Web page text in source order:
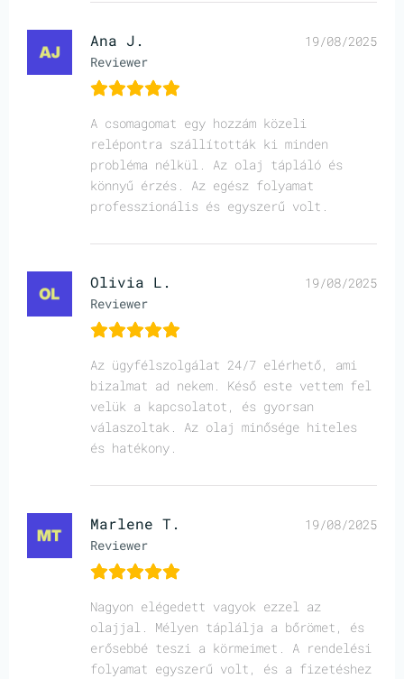
Ana J.
Reviewer
19/08/2025
A csomagomat egy hozzám közeli
relépontra szállították ki minden
probléma nélkül. Az olaj tápláló és
könnyű érzés. Az egész folyamat
professzionális és egyszerű volt.
Olivia L.
Reviewer
19/08/2025
Az ügyfélszolgálat 24/7 elérhető, ami
bizalmat ad nekem. Késő este vettem fel
velük a kapcsolatot, és gyorsan
válaszoltak. Az olaj minősége hiteles
és hatékony.
Marlene T.
Reviewer
19/08/2025
Nagyon elégedett vagyok ezzel az
olajjal. Mélyen táplálja a bőrömet, és
erősebbé teszi a körmeimet. A rendelési
folyamat egyszerű volt, és a fizetéshez